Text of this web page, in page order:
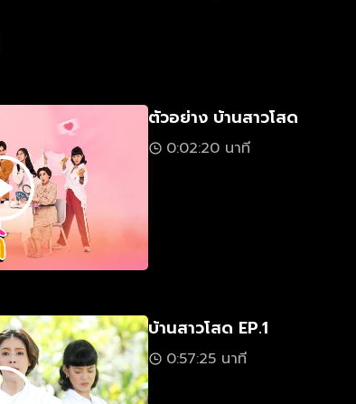
ตัวอย่าง บ้านสาวโสด
0:02:20 นาที
บ้านสาวโสด EP.1
0:57:25 นาที